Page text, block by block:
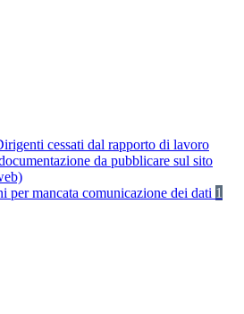
cessati dal rapporto di lavoro
da pubblicare sul sito
per mancata comunicazione dei dati 1